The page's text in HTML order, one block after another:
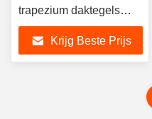
trapezium daktegels
Cr12 koolstofstaal
Krijg Beste Prijs